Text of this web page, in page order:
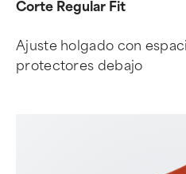
Corte Regular Fit
Ajuste holgado con
protectores debajo